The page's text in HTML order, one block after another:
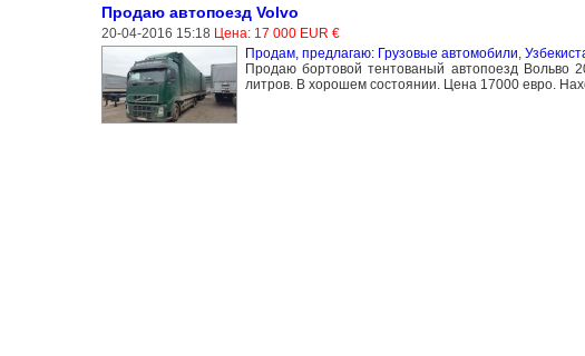
Продаю автопоезд Volvo
20-04-2016 15:18 Цена: 17 000 EUR €
Продам, предлагаю: Грузовые автомобили,
Продаю бортовой тентованый автопоезд Вольво
литров. В хорошем состоянии. Цена 17000 евро.